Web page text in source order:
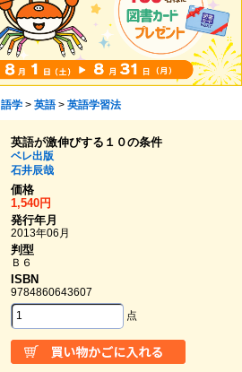
語学> 英語> 英語学習法
英語が激伸びする１０の条件
ベレ出版
石井辰哉
価格
1,540円
発行年月
2013年06月
判型
Ｂ６
ISBN
9784860643607
点